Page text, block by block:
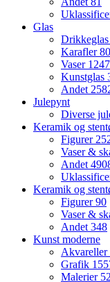
Glas
Drikkeglas
Karafler
Vaser 1247
Kunstglas
Andet
Julepynt
Diverse
Keramik og
Figurer
Vaser &
Andet
Keramik og
Figurer90
Vaser &
Andet348
Kunst moderne
Akvareller
Grafik
Malerier